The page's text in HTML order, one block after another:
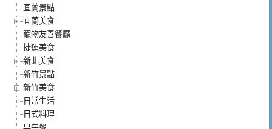
宜蘭景點
宜蘭美食
寵物友善餐廳
捷運美食
新北美食
新竹景點
新竹美食
日常生活
日式料理